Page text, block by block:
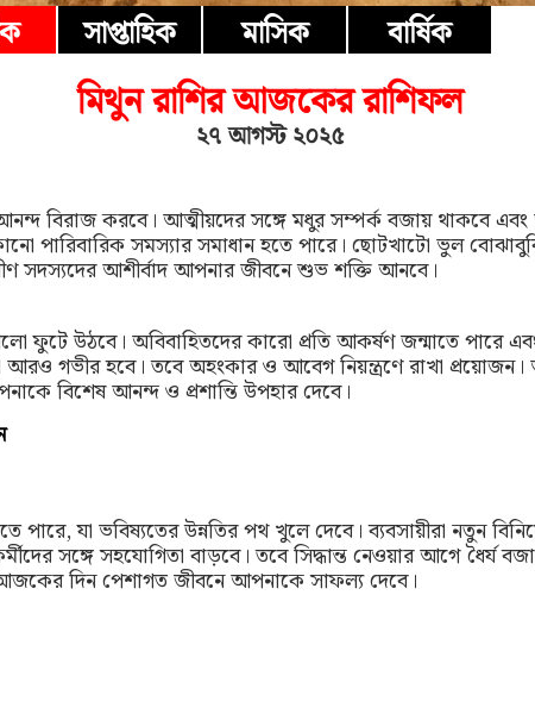
সাপ্তাহিক মাসিক বার্ষিক
মিথুন রাশির আজকের রাশিফল
২৭ আগস্ট ২০২৫
বিরাজ করবে। আত্মীয়দের সঙ্গে মধুর সম্পর্ক বজায় থাকবে
পারিবারিক সমস্যার সমাধান হতে পারে। ছোটখাটো ভুল
সদস্যদের আশীর্বাদ আপনার জীবনে শুভ শক্তি আনবে।
ফুটে উঠবে। অবিবাহিতদের কারো প্রতি আকর্ষণ জন্মাতে পারে
গভীর হবে। তবে অহংকার ও আবেগ নিয়ন্ত্রণে রাখা প্রয়োজন।
বিশেষ আনন্দ ও প্রশান্তি উপহার দেবে।
পারে, যা ভবিষ্যতের উন্নতির পথ খুলে দেবে। ব্যবসায়ীরা নতুন
সঙ্গে সহযোগিতা বাড়বে। তবে সিদ্ধান্ত নেওয়ার আগে ধৈর্য
দিন পেশাগত জীবনে আপনাকে সাফল্য দেবে।